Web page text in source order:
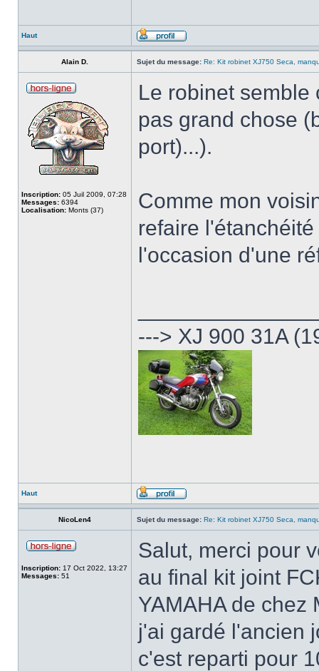
Haut
Alain D. Sujet du message: Re: Kit robinet XJ750 Seca,
Inscription: 05 Juil 2009, 07:28
Messages: 6394
Localisation: Monts (37)
Le robinet semble
pas grand chose
port)...).
Comme mon
refaire
l'occasion d'une
---> XJ 900 31A
Haut
NicoLen4 Sujet du message: Re: Kit robinet XJ750 Seca,
Inscription: 17 Oct 2022, 13:27
Messages: 51
Salut, merci pour
au final kit joint
YAMAHA de chez
j'ai gardé l'ancien
c'est reparti pour